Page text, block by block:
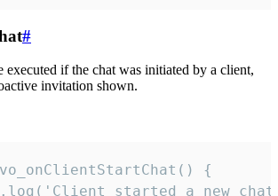
#
if the chat was initiated by a client,
invitation shown.
{
started a new